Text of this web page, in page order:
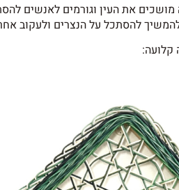
את העין וגורמים לאנשים
להסתכל על הנצרים ולעקוב
קלועה: